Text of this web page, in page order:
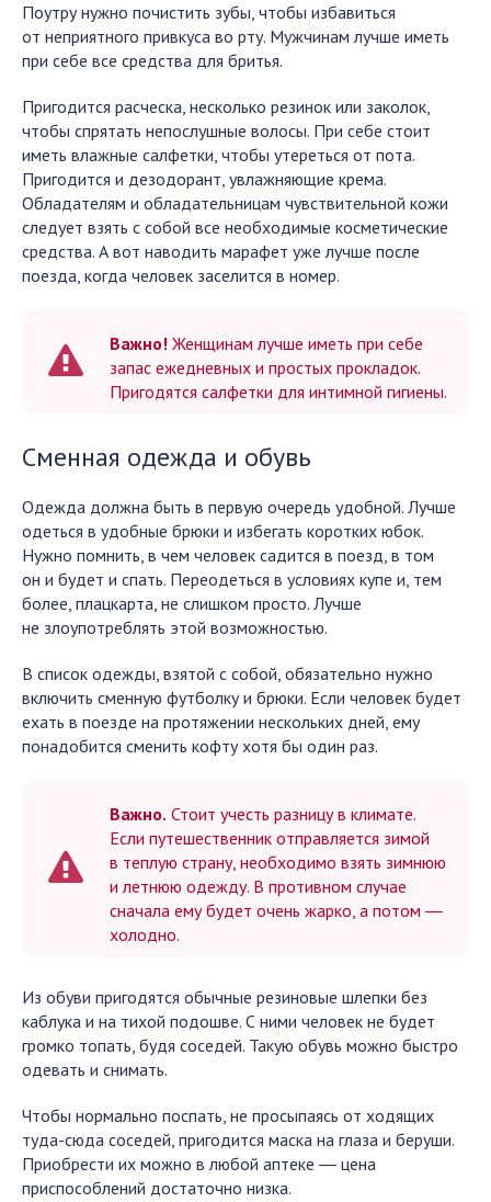
Поутру нужно почистить зубы, чтобы избавиться
от неприятного привкуса во рту. Мужчинам лучше иметь
при себе все средства для бритья.
Пригодится расческа, несколько резинок или заколок,
чтобы спрятать непослушные волосы. При себе стоит
иметь влажные салфетки, чтобы утереться от пота.
Пригодится и дезодорант, увлажняющие крема.
Обладателям и обладательницам чувствительной кожи
следует взять с собой все необходимые косметические
средства. А вот наводить марафет уже лучше после
поезда, когда человек заселится в номер.
Важно! Женщинам лучше иметь при себе
запас ежедневных и простых прокладок.
Пригодятся салфетки для интимной гигиены.
Сменная одежда и обувь
Одежда должна быть в первую очередь удобной. Лучше
одеться в удобные брюки и избегать коротких юбок.
Нужно помнить, в чем человек садится в поезд, в том
он и будет и спать. Переодеться в условиях купе и, тем
более, плацкарта, не слишком просто. Лучше
не злоупотреблять этой возможностью.
В список одежды, взятой с собой, обязательно нужно
включить сменную футболку и брюки. Если человек будет
ехать в поезде на протяжении нескольких дней, ему
понадобится сменить кофту хотя бы один раз.
Важно. Стоит учесть разницу в климате.
Если путешественник отправляется зимой
в теплую страну, необходимо взять зимнюю
и летнюю одежду. В противном случае
сначала ему будет очень жарко, а потом ―
холодно.
Из обуви пригодятся обычные резиновые шлепки без
каблука и на тихой подошве. С ними человек не будет
громко топать, будя соседей. Такую обувь можно быстро
одевать и снимать.
Чтобы нормально поспать, не просыпаясь от ходящих
туда-сюда соседей, пригодится маска на глаза и беруши.
Приобрести их можно в любой аптеке ― цена
приспособлений достаточно низка.